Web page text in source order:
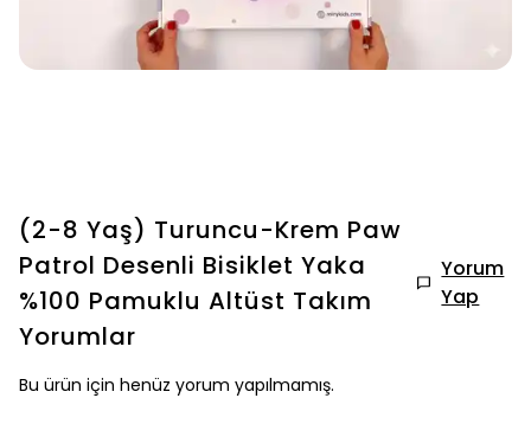
(2-8 Yaş) Turuncu-Krem Paw
Patrol Desenli Bisiklet Yaka
%100 Pamuklu Altüst Takım
Yorumlar
Yorum
Yap
Bu ürün için henüz yorum yapılmamış.